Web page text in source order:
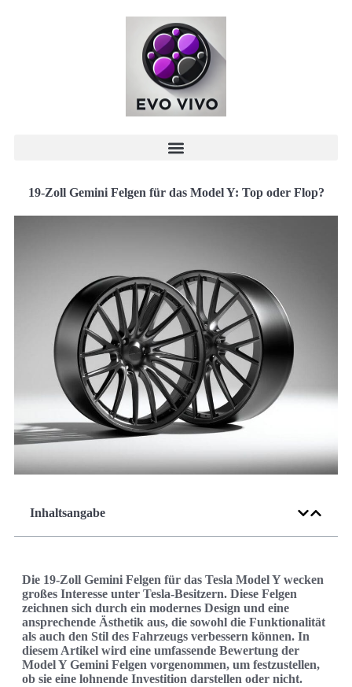
19-Zoll Gemini Felgen für das Model Y: Top oder Flop?
Inhaltsangabe
Die 19-Zoll Gemini Felgen für das Tesla Model Y wecken
großes Interesse unter Tesla-Besitzern. Diese Felgen
zeichnen sich durch ein modernes Design und eine
ansprechende Ästhetik aus, die sowohl die Funktionalität
als auch den Stil des Fahrzeugs verbessern können. In
diesem Artikel wird eine umfassende Bewertung der
Model Y Gemini Felgen vorgenommen, um festzustellen,
ob sie eine lohnende Investition darstellen oder nicht.